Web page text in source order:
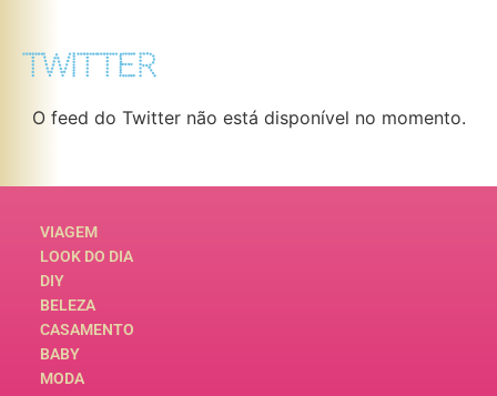
TWITTER
O feed do Twitter não está disponível no momento.
VIAGEM
LOOK DO DIA
DIY
BELEZA
CASAMENTO
BABY
MODA